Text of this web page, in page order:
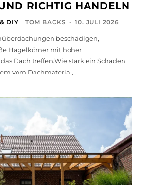
RICHTIG HANDELN
DIY TOM BACKS - 10. JULI 2026
beschädigen,
Hagelkörner mit hoher
Dach treffen.Wie stark ein Schaden
vom Dachmaterial,...